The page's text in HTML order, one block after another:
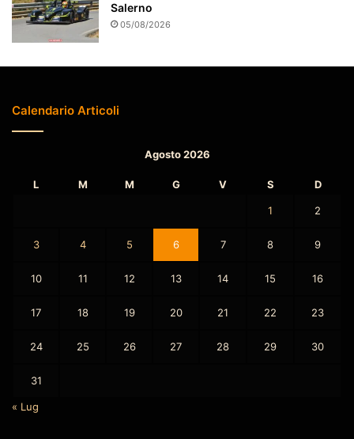
Salerno
05/08/2026
Calendario Articoli
Agosto 2026
L M M G V S D
1 2
3 4 5 6 7 8 9
10 11 12 13 14 15 16
17 18 19 20 21 22 23
24 25 26 27 28 29 30
31
« Lug